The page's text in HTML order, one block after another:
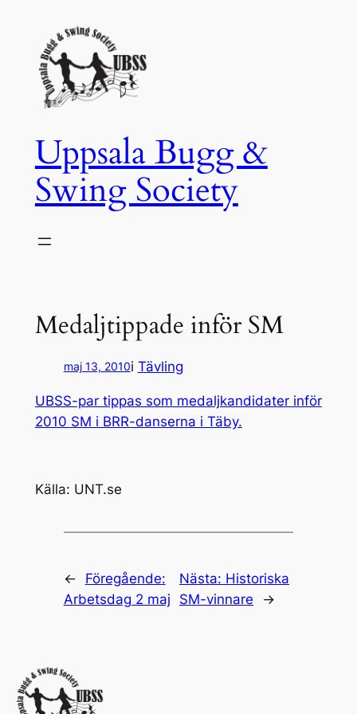
innehåll
Uppsala Bugg &
Swing Society
Medaljtippade inför SM
maj 13, 2010i Tävling
UBSS-par tippas som medaljkandidater inför
2010 SM i BRR-danserna i Täby.
Källa: UNT.se
←
Föregående:
Arbetsdag 2 maj
Nästa: Historiska
SM-vinnare
→